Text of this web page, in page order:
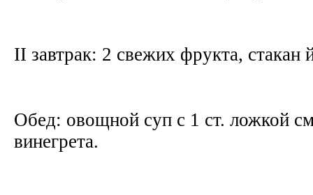
II завтрак: 2 свежих фрукта, стакан
Обед: овощной суп с 1 ст. ложкой
винегрета.